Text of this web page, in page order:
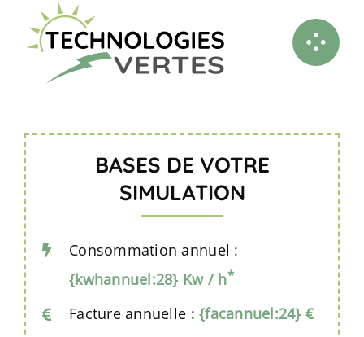
Passer
contenu
BASES DE VOTRE
SIMULATION
Consommation annuel :
{kwhannuel:28} Kw / h*
Facture annuelle :{facannuel:24} €